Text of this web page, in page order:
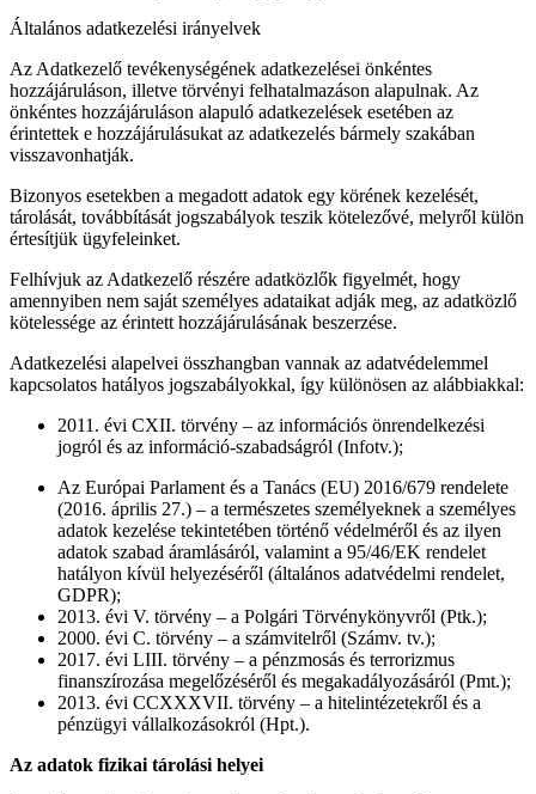
Általános adatkezelési irányelvek
Az Adatkezelő tevékenységének adatkezelései önkéntes
hozzájáruláson, illetve törvényi felhatalmazáson alapulnak. Az
önkéntes hozzájáruláson alapuló adatkezelések esetében az
érintettek e hozzájárulásukat az adatkezelés bármely szakában
visszavonhatják.
Bizonyos esetekben a megadott adatok egy körének kezelését,
tárolását, továbbítását jogszabályok teszik kötelezővé, melyről külön
értesítjük ügyfeleinket.
Felhívjuk az Adatkezelő részére adatközlők figyelmét, hogy
amennyiben nem saját személyes adataikat adják meg, az adatközlő
kötelessége az érintett hozzájárulásának beszerzése.
Adatkezelési alapelvei összhangban vannak az adatvédelemmel
kapcsolatos hatályos jogszabályokkal, így különösen az alábbiakkal:
2011. évi CXII. törvény – az információs önrendelkezési
jogról és az információ-szabadságról (Infotv.);
Az Európai Parlament és a Tanács (EU) 2016/679 rendelete
(2016. április 27.) – a természetes személyeknek a személyes
adatok kezelése tekintetében történő védelméről és az ilyen
adatok szabad áramlásáról, valamint a 95/46/EK rendelet
hatályon kívül helyezéséről (általános adatvédelmi rendelet,
GDPR);
2013. évi V. törvény – a Polgári Törvénykönyvről (Ptk.);
2000. évi C. törvény – a számvitelről (Számv. tv.);
2017. évi LIII. törvény – a pénzmosás és terrorizmus
finanszírozása megelőzéséről és megakadályozásáról (Pmt.);
2013. évi CCXXXVII. törvény – a hitelintézetekről és a
pénzügyi vállalkozásokról (Hpt.).
Az adatok fizikai tárolási helyei